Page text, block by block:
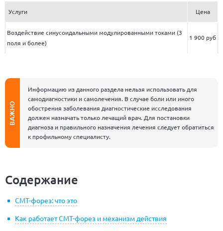
Услуги Цена
Воздействие синусоидальными модулированными токами (3
поля и более)
1 900 руб
ВАЖНО
Информацию из данного раздела нельзя использовать для
самодиагностики и самолечения. В случае боли или иного
обострения заболевания диагностические исследования
должен назначать только лечащий врач. Для постановки
диагноза и правильного назначения лечения следует обратиться
к профильному специалисту.
Содержание
СМТ-форез: что это
Как работает СМТ-форез и механизм действия